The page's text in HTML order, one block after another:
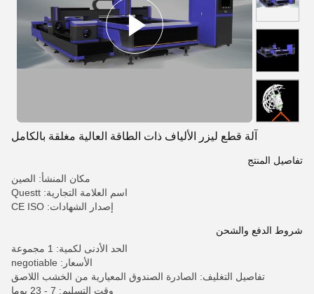
آلة قطع ليزر الألياف ذات الطاقة العالية مغلقة بالكامل
تفاصيل المنتج
مكان المنشأ: الصين
اسم العلامة التجارية: Questt
إصدار الشهادات: CE ISO
شروط الدفع والشحن
الحد الأدنى لكمية: 1 مجموعة
الأسعار: negotiable
تفاصيل التغليف: الصادرة الصندوق المعيارية من الخشب اللاصق
وقت التسليم: 7 - 23 يوما